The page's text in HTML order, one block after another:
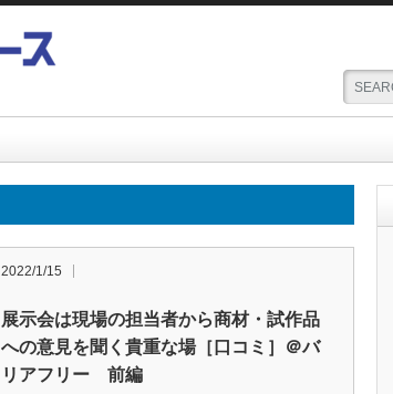
2022/1/15
展示会は現場の担当者から商材・試作品
への意見を聞く貴重な場［口コミ］＠バ
リアフリー 前編